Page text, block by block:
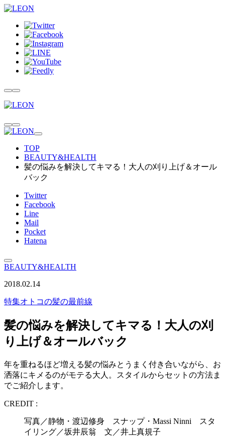
TOP
BEAUTY&HEALTH
髪の悩みを解決してキマる！大人の刈り上げ＆オール
バック
Twitter
Facebook
Line
Mail
Pocket
Hatena
BEAUTY&HEALTH
2018.02.14
特集オトコの髪の最前線
髪の悩みを解決してキマる！大人の刈
り上げ＆オールバック
年を重ねるほど増える髪の悩みとうまく付き合いながら、お
洒落にキメるのがモテる大人。スタイルからセットの方法ま
でご紹介します。
CREDIT :
写真／静物・渡辺修身 スナップ・Massi Ninni スタ
イリング／坂井辰翁 文／井上真規子